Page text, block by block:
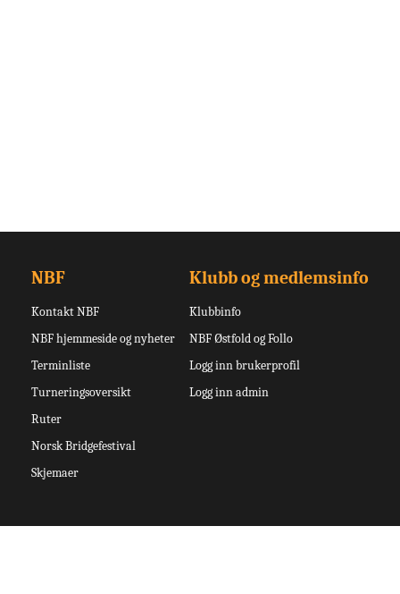
NBF
Kontakt NBF
NBF hjemmeside og nyheter
Terminliste
Turneringsoversikt
Ruter
Norsk Bridgefestival
Skjemaer
Klubb og medlemsinfo
Klubbinfo
NBF Østfold og Follo
Logg inn brukerprofil
Logg inn admin